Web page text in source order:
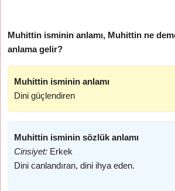
Muhittin isminin anlamı, Muhittin ne
anlama gelir?
Muhittin isminin anlamı
Dini güçlendiren
Muhittin isminin sözlük anlamı
Cinsiyet: Erkek
Dini canlandıran, dini ihya eden.